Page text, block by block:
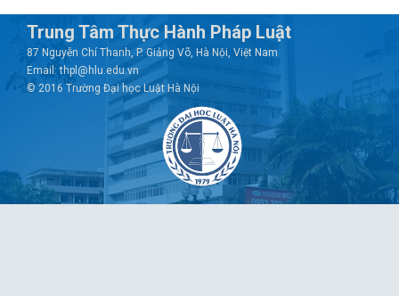
Trung Tâm Thực Hành Pháp Luật
87 Nguyễn Chí Thanh, P. Giảng Võ, Hà Nội, Việt Nam
Email: thpl@hlu.edu.vn
© 2016 Trường Đại học Luật Hà Nội